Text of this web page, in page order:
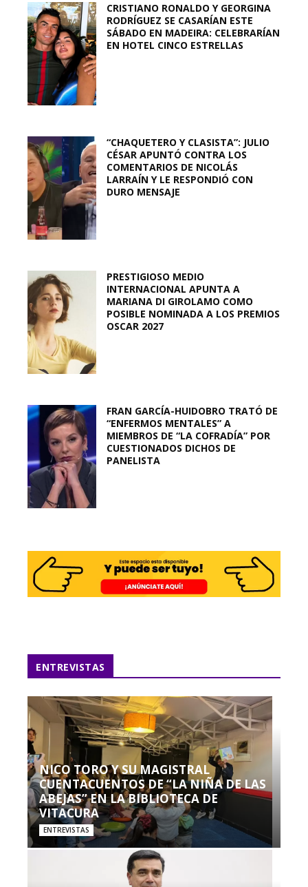
CRISTIANO RONALDO Y GEORGINA
RODRÍGUEZ SE CASARÍAN ESTE
SÁBADO EN MADEIRA: CELEBRARÍAN
EN HOTEL CINCO ESTRELLAS
“CHAQUETERO Y CLASISTA”: JULIO
CÉSAR APUNTÓ CONTRA LOS
COMENTARIOS DE NICOLÁS
LARRAÍN Y LE RESPONDIÓ CON
DURO MENSAJE
PRESTIGIOSO MEDIO
INTERNACIONAL APUNTA A
MARIANA DI GIROLAMO COMO
POSIBLE NOMINADA A LOS PREMIOS
OSCAR 2027
FRAN GARCÍA-HUIDOBRO TRATÓ DE
“ENFERMOS MENTALES” A
MIEMBROS DE “LA COFRADÍA” POR
CUESTIONADOS DICHOS DE
PANELISTA
ENTREVISTAS
NICO TORO Y SU MAGISTRAL
CUENTACUENTOS DE “LA NIÑA DE LAS
ABEJAS” EN LA BIBLIOTECA DE
VITACURA
ENTREVISTAS